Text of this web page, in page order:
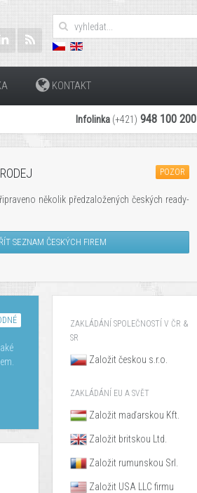
KONTAKT
Infolinka (+421) 948 100 200
POZOR
několik předzaložených českých ready-
SEZNAM ČESKÝCH FIREM
ZAKLÁDÁNÍ SPOLEČNOSTÍ V ČR &
SR
Založit českou s.r.o.
ZAKLÁDÁNÍ EU A SVĚT
Založit maďarskou Kft.
Založit britskou Ltd.
Založit rumunskou Srl.
Založit USA LLC firmu